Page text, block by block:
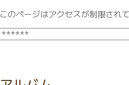
このページはアクセスが制限され